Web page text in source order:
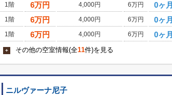
1階
6万円 4,000円 6万円 0ヶ月
1階
6万円 4,000円 6万円 0ヶ月
1階
6万円 4,000円 6万円 0ヶ月
+ その他の空室情報(全11件)を見る
ニルヴァーナ尼子